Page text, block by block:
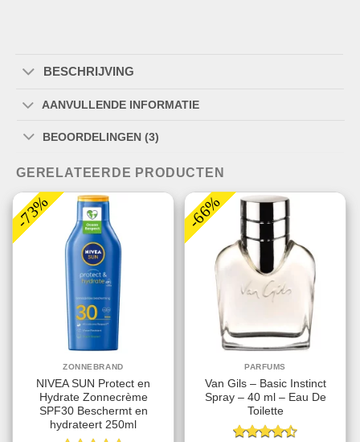
BESCHRIJVING
AANVULLENDE INFORMATIE
BEOORDELINGEN (3)
GERELATEERDE PRODUCTEN
-73%
ZONNEBRAND
NIVEA SUN Protect en
Hydrate Zonnecrème
SPF30 Beschermt en
hydrateert 250ml
-66%
PARFUMS
Van Gils – Basic Instinct
Spray – 40 ml – Eau De
Toilette